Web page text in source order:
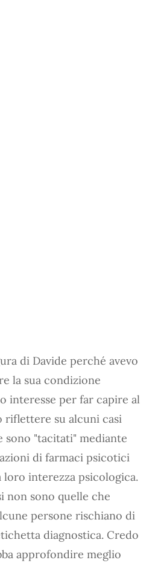
di Davide perché avevo
la sua condizione
interesse per far capire al
su alcuni casi
sono "tacitati" mediante
di farmaci psicotici
interezza psicologica.
non sono quelle che
persone rischiano di
diagnostica. Credo
approfondire meglio